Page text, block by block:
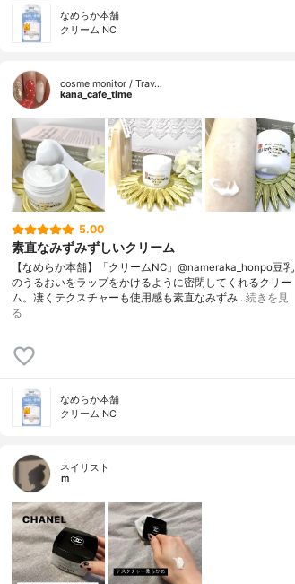
なめらか本舗
クリーム NC
cosme monitor / Trav…
kana_cafe_time
5.00
素直なみずみずしいクリーム
【なめらか本舗】「クリームNC」@nameraka_honpo豆乳
のうるおいをラップをかけるように密閉してくれるクリー
ム。凄くテクスチャーも使用感も素直なみずみ…続きを見
る
なめらか本舗
クリーム NC
ネイリスト
ｍ